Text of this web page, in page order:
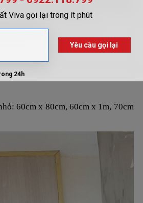
Kitô, Thánh giá hoặc các vật dụng
Thiên Chúa trong nhà.
60cm x 80cm, 60cm x 1m, 70cm